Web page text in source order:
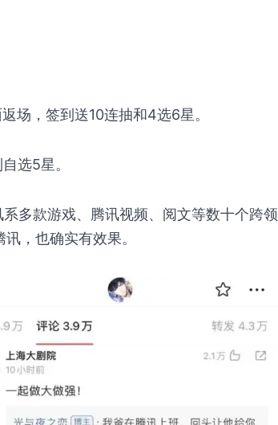
场，签到送10连抽和4选6星。
选5星。
多款游戏、腾讯视频、阅文等数十个跨领
，也确实有效果。